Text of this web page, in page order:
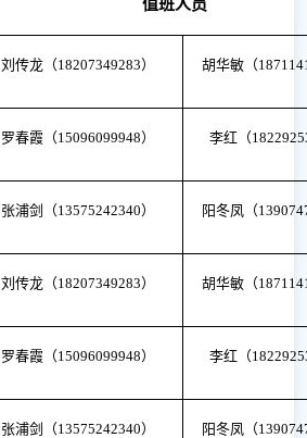
值班人员
刘传龙（18207349283） 胡华敏（
罗春霞（15096099948） 李红（
张浦剑（13575242340） 阳冬凤（
刘传龙（18207349283） 胡华敏（
罗春霞（15096099948） 李红（
张浦剑（13575242340） 阳冬凤（